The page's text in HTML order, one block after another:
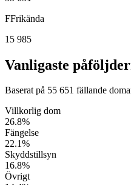
FFrikända
15 985
Vanligaste
Baserat på 55 651 fällande
Villkorlig dom
26.8%
Fängelse
22.1%
Skyddstillsyn
16.8%
Övrigt